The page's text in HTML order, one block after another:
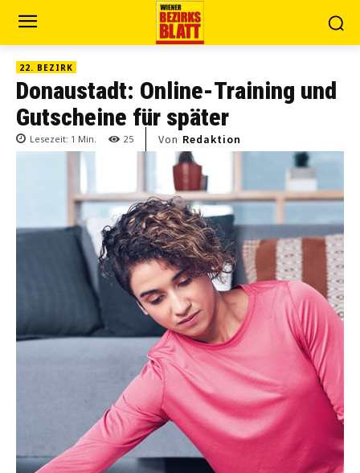
22. BEZIRK
Donaustadt: Online-Training und
Gutscheine für später
Lesezeit: 1 Min. 25 Von Redaktion